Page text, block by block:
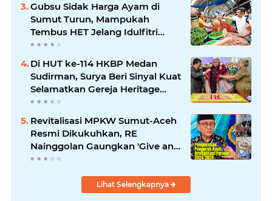
Gubsu Sidak Harga Ayam di
Sumut Turun, Mampukah
Tembus HET Jelang Idulfitri
2026?
Di HUT ke-114 HKBP Medan
Sudirman, Surya Beri Sinyal Kuat
Selamatkan Gereja Heritage
Bersejarah
Revitalisasi MPKW Sumut-Aceh
Resmi Dikukuhkan, RE
Nainggolan Gaungkan 'Give and
Take'
Lihat Selengkapnya